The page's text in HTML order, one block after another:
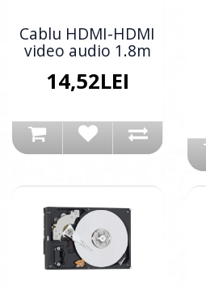
Cablu HDMI-HDMI
video audio 1.8m
14,52LEI